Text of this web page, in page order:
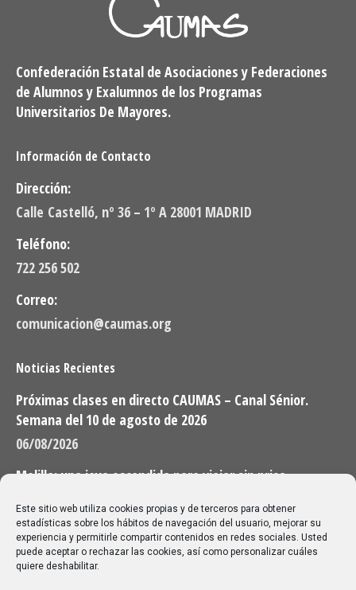
Este sitio web utiliza cookies propias y de terceros para obtener
estadísticas sobre los hábitos de navegación del usuario, mejorar su
experiencia y permitirle compartir contenidos en redes sociales. Usted
puede aceptar o rechazar las cookies, así como personalizar cuáles
quiere deshabilitar.
Confederación Estatal de Asociaciones y Federaciones
de Alumnos y Exalumnos de los Programas
Universitarios De Mayores.
Información de Contacto
Dirección:
Calle Castelló, nº 36 – 1º A 28001 MADRID
Teléfono:
722 256 502
Correo:
comunicacion@caumas.org
Noticias Recientes
Próximas clases en directo CAUMAS – Canal Sénior.
Semana del 10 de agosto de 2026
06/08/2026
Melilla: una joya escondida para viajar sin prisa
28/07/2026
Buscar
Buscar: